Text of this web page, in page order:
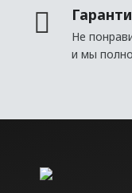
СВЕТИЛЬНИКИ
Не
и мы